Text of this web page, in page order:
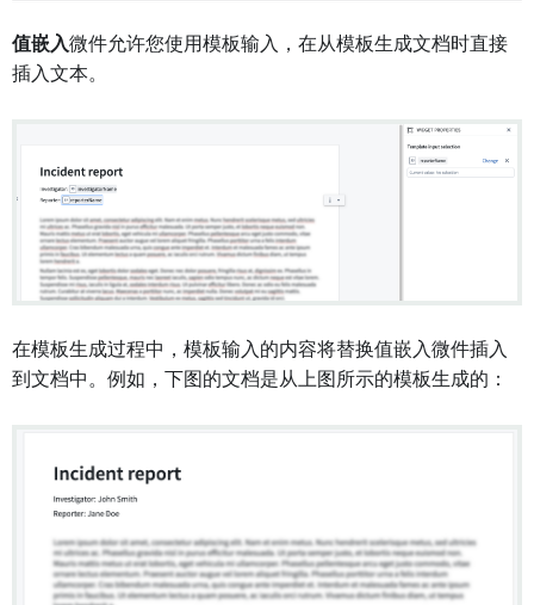
值嵌入微件允许您使用模板输入，在从模板生成文档时直接
插入文本。
在模板生成过程中，模板输入的内容将替换值嵌入微件插入
到文档中。例如，下图的文档是从上图所示的模板生成的：